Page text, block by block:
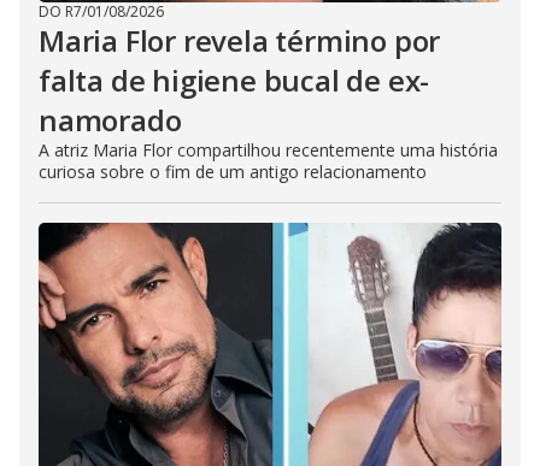
DO R7/01/08/2026
Maria Flor revela término por
falta de higiene bucal de ex-
namorado
A atriz Maria Flor compartilhou recentemente uma história
curiosa sobre o fim de um antigo relacionamento